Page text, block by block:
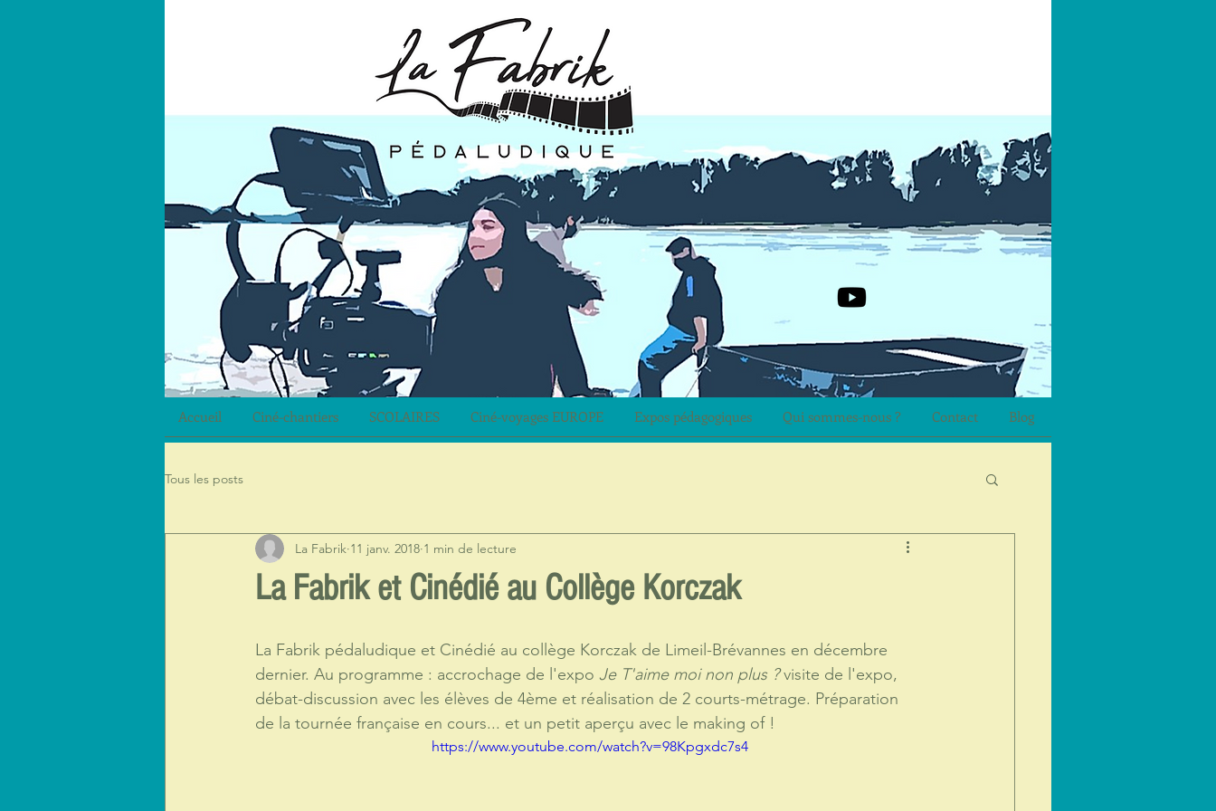
Accueil Ciné-chantiers SCOLAIRES Ciné-voyages EUROPE Expos pédagogiques Qui sommes-nous ? Contact Blog
Tous les posts
La Fabrik et Cinédié au Collège Korczak
La Fabrik 11 janv. 2018 1 min de lecture
La Fabrik pédaludique et Cinédié au collège Korczak de Limeil-Brévannes en décembre
dernier. Au programme : accrochage de l'expo Je T'aime moi non plus ? visite de l'expo,
débat-discussion avec les élèves de 4ème et réalisation de 2 courts-métrage. Préparation
de la tournée française en cours... et un petit aperçu avec le making of !
https://www.youtube.com/watch?v=98Kpgxdc7s4